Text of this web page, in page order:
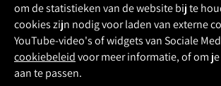
HANDIG
Over ons
Links
om de statistieken van de website bij te
cookies zijn nodig voor laden van externe
YouTube-video's of widgets van Sociale
cookiebeleidvoor meer informatie, of om
aan te passen.